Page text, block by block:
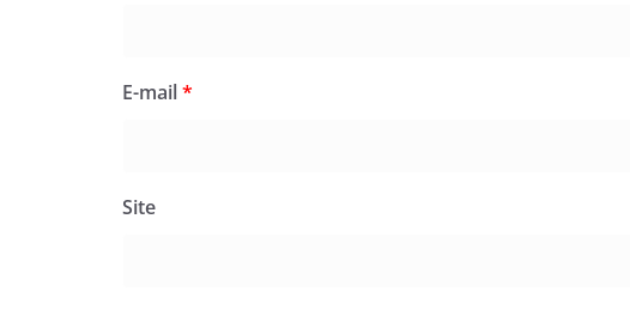
E-mail*
Site